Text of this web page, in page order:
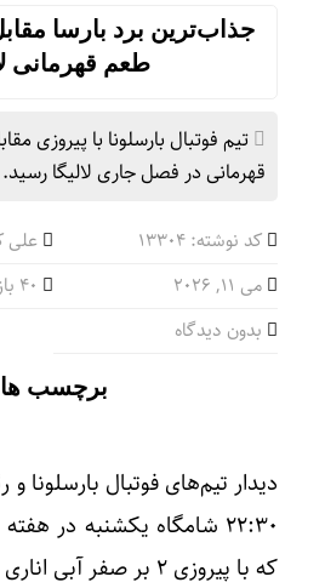
جذاب‌ترین برد بارسا
طعم قهرمانی
تیم فوتبال بارسلونا با پیروزی
قهرمانی در فصل جاری لالیگا رسید.
کد نوشته: 13304
علی
می 11, 2026
بدون دیدگاه
برچسب ها
دیدار تیم‌های فوتبال بارسلونا
که با پیروزی ۲ بر صفر آبی اناری پوشان همراه بود.